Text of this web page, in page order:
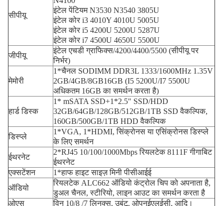
सीपीयू
इंटेल पेंटियम N3530 N3540 3805U
इंटेल कोर i3 4010Y 4010U 5005U
इंटेल कोर i5 4200U 5200U 5287U
इंटेल कोर i7 4500U 4650U 5500U
जीपीयू
इंटेल एचडी ग्राफिक्स/4200/4400/5500 (सीपीयू पर
निर्भर)
मेमोरी
1*चैनल SODIMM DDR3L 1333/1600MHz 1.35V
2GB/4GB/8GB16GB (I5 5200U/I7 5500U
अधिकतम 16GB का समर्थन करता है)
हार्ड डिस्क
1* mSATA SSD+1*2.5" SSD/HDD
32GB/64GB/128GB/512GB/1TB SSD वैकल्पिक,
160GB/500GB/1TB HDD वैकल्पिक
डिस्प्ले
1*VGA, 1*HDMI, सिंक्रोनस या एसिंक्रोनस डिस्प्ले
के लिए समर्थन
ईथरनेट
2*RJ45 10/100/1000Mbps रियलटेक 8111F गीगाबिट
ईथरनेट
एक्सटेंशन
1*हाफ हाइट साइज़ मिनी पीसीआईई
ऑडियो
रियलटेक ALC662 ऑडियो कंट्रोल चिप को अपनाता है,
डुअल चैनल, स्टीरियो, लाइन आउट का समर्थन करता है
ओएस
विन 10/8 /7 लिनक्स, उबंटू, ओपनईएलईसी, आदि।